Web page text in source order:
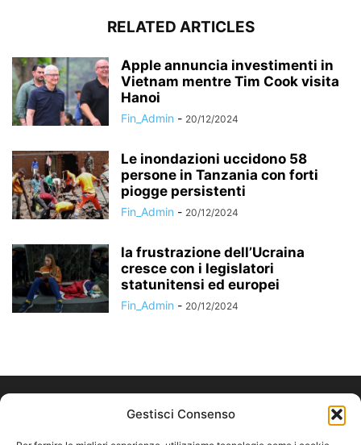
Gestisci Consenso
RELATED ARTICLES
Apple annuncia investimenti in
Vietnam mentre Tim Cook visita
Hanoi
Fin_Admin - 20/12/2024
Le inondazioni uccidono 58
persone in Tanzania con forti
piogge persistenti
Fin_Admin - 20/12/2024
la frustrazione dell’Ucraina
cresce con i legislatori
statunitensi ed europei
Fin_Admin - 20/12/2024